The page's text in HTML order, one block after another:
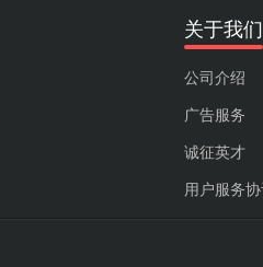
关于我们
公司介绍
广告服务
诚征英才
用户服务